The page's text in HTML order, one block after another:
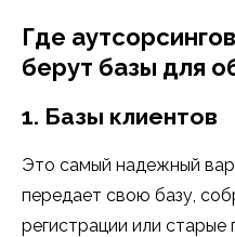
Где
берут базы для
1. Базы клиентов
Это самый надежный
передает свою базу,
регистрации или